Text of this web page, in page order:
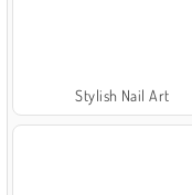
Stylish Nail Art